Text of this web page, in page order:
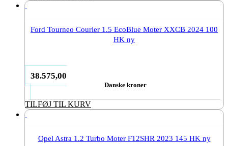
Ford Tourneo Courier 1.5 EcoBlue Moter XXCB 2024 100
HK ny
38.575,00
Danske kroner
TILFØJ TIL KURV
Opel Astra 1.2 Turbo Moter F12SHR 2023 145 HK ny